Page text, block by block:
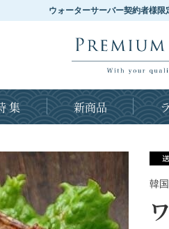
ウォーターサーバー契約者様限
集 新商品
韓